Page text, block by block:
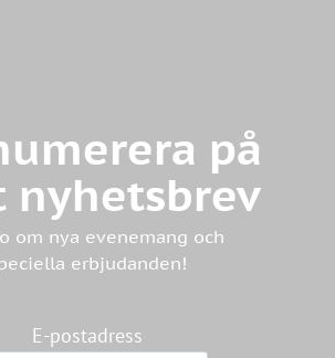
på
nyhetsbrev
om nya evenemang och
erbjudanden!
E-postadress